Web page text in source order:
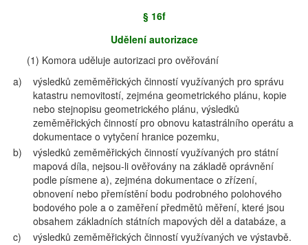
§ 16f
Udělení autorizace
(1) Komora uděluje autorizaci pro ověřování
a)
výsledků zeměměřických činností využívaných pro správu
katastru nemovitostí, zejména geometrického plánu, kopie
nebo stejnopisu geometrického plánu, výsledků
zeměměřických činností pro obnovu katastrálního operátu a
dokumentace o vytyčení hranice pozemku,
b)
výsledků zeměměřických činností využívaných pro státní
mapová díla, nejsou-li ověřovány na základě oprávnění
podle písmene a), zejména dokumentace o zřízení,
obnovení nebo přemístění bodu podrobného polohového
bodového pole a o zaměření předmětů měření, které jsou
obsahem základních státních mapových děl a databáze, a
c)
výsledků zeměměřických činností využívaných ve výstavbě.